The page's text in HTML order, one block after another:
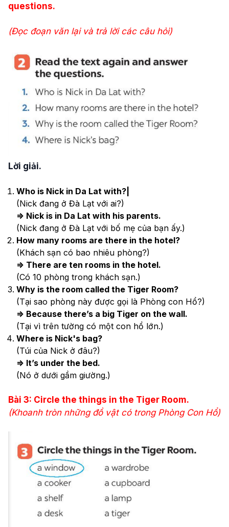
questions.
(Đọc đoạn văn lại và trả lời các câu hỏi)
Lời giải.
Who is Nick in Da Lat with?|
(Nick đang ở Đà Lạt với ai?)
=> Nick is in Da Lat with his parents.
(Nick đang ở Đà Lạt với bố mẹ của bạn ấy.)
How many rooms are there in the hotel?
(Khách sạn có bao nhiêu phòng?)
=> There are ten rooms in the hotel.
(Có 10 phòng trong khách sạn.)
Why is the room called the Tiger Room?
(Tại sao phòng này được gọi là Phòng con Hổ?)
=> Because there’s a big Tiger on the wall.
(Tại vì trên tường có một con hổ lớn.)
Where is Nick's bag?
(Túi của Nick ở đâu?)
=> It’s under the bed.
(Nó ở dưới gầm giường.)
Bài 3: Circle the things in the Tiger Room.
(Khoanh tròn những đồ vật có trong Phòng Con Hổ)